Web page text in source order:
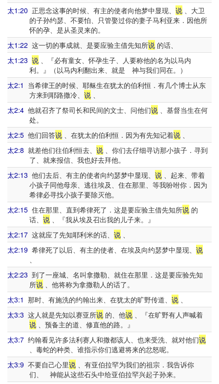
太1:20 正思念这事的时候、有主的使者向他梦中显现、 说 、大卫
的子孙约瑟、不要怕、只管娶过你的妻子马利亚来．因他所
怀的孕、是从圣灵来的。
太1:22 这一切的事成就、是要应验主借先知所说 的话、
太1:23 说 、『必有童女、怀孕生子、人要称他的名为以马内
利。』（以马内利翻出来、就是 神与我们同在。）
太2:1 当希律王的时候、耶稣生在犹太的伯利恒．有几个博士从东
方来到耶路撒冷、 说、
太2:4 他就召齐了祭司长和民间的文士、问他们说 、基督当生在何
处。
太2:5 他们回答说 、在犹太的伯利恒．因为有先知记着说 、
太2:8 就差他们往伯利恒去、 说 、你们去仔细寻访那小孩子．寻到
了、就来报信、我也好去拜他。
太2:13 他们去后、有主的使者向约瑟梦中显现、 说 、起来、带着
小孩子同他母亲、逃往埃及、住在那里、等我吩咐你．因为
希律必寻找小孩子要除灭他。
太2:15 住在那里、直到希律死了．这是要应验主借先知所说 的
话、 说、『我从埃及召出我的儿子来。』
太2:17 这就应了先知耶利米的话、 说 、
太2:19 希律死了以后、有主的使者、在埃及向约瑟梦中显现、 说
、
太2:23 到了一座城、名叫拿撒勒、就住在那里．这是要应验先知
所说、他将称为拿撒勒人的话了。
太3:1 那时、有施洗的约翰出来、在犹太的旷野传道、 说 、
太3:3 这人就是先知以赛亚所说 的、他说 、『在旷野有人声喊着
说、预备主的道、修直他的路。』
太3:7 约翰看见许多法利赛人和撒都该人、也来受洗、就对他们说
、毒蛇的种类、谁指示你们逃避将来的忿怒呢。
太3:9 不要自己心里说 、有亚伯拉罕为我们的祖宗．我告诉你
们、 神能从这些石头中给亚伯拉罕兴起子孙来。